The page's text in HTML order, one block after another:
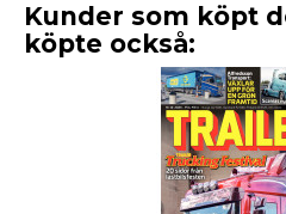
Kunder som köpt
köpte också: